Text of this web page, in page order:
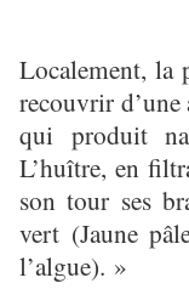
Localement, la
recouvrir
qui produit
L’huître, en
son tour ses
vert (Jaune
l’algue). »